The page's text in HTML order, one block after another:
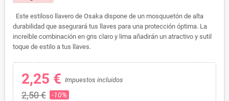
Este estiloso llavero de Osaka dispone de un mosquuetón de alta
durabilidad que asegurará tus llaves para una protección óptima. La
increíble combinación en gris claro y lima añadirán un atractivo y sutil
toque de estilo a tus llaves.
2,25 € Impuestos incluidos
2,50 € -10%